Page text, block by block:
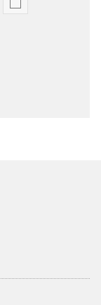
出